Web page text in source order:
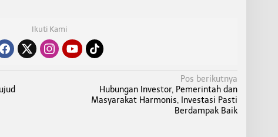
Ikuti Kami
Pos berikutnya
Hubungan Investor, Pemerintah dan
Masyarakat Harmonis, Investasi Pasti
Berdampak Baik